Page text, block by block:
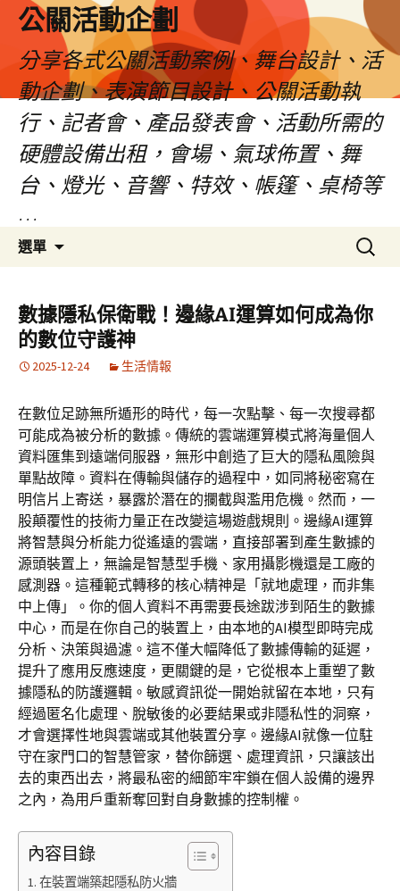
公關活動企劃
分享各式公關活動案例、舞台設計、活
動企劃、表演節目設計、公關活動執
行、記者會、產品發表會、活動所需的
硬體設備出租，會場、氣球佈置、舞
台、燈光、音響、特效、帳篷、桌椅等
…
選單
要
內
容
搜
尋
鍵
字:
數據隱私保衛戰！邊緣AI運算如何成為你
的數位守護神
2025-12-24 生活情報
在數位足跡無所遁形的時代，每一次點擊、每一次搜尋都
可能成為被分析的數據。傳統的雲端運算模式將海量個人
資料匯集到遠端伺服器，無形中創造了巨大的隱私風險與
單點故障。資料在傳輸與儲存的過程中，如同將秘密寫在
明信片上寄送，暴露於潛在的攔截與濫用危機。然而，一
股顛覆性的技術力量正在改變這場遊戲規則。邊緣AI運算
將智慧與分析能力從遙遠的雲端，直接部署到產生數據的
源頭裝置上，無論是智慧型手機、家用攝影機還是工廠的
感測器。這種範式轉移的核心精神是「就地處理，而非集
中上傳」。你的個人資料不再需要長途跋涉到陌生的數據
中心，而是在你自己的裝置上，由本地的AI模型即時完成
分析、決策與過濾。這不僅大幅降低了數據傳輸的延遲，
提升了應用反應速度，更關鍵的是，它從根本上重塑了數
據隱私的防護邏輯。敏感資訊從一開始就留在本地，只有
經過匿名化處理、脫敏後的必要結果或非隱私性的洞察，
才會選擇性地與雲端或其他裝置分享。邊緣AI就像一位駐
守在家門口的智慧管家，替你篩選、處理資訊，只讓該出
去的東西出去，將最私密的細節牢牢鎖在個人設備的邊界
之內，為用戶重新奪回對自身數據的控制權。
內容目錄
在裝置端築起隱私防火牆